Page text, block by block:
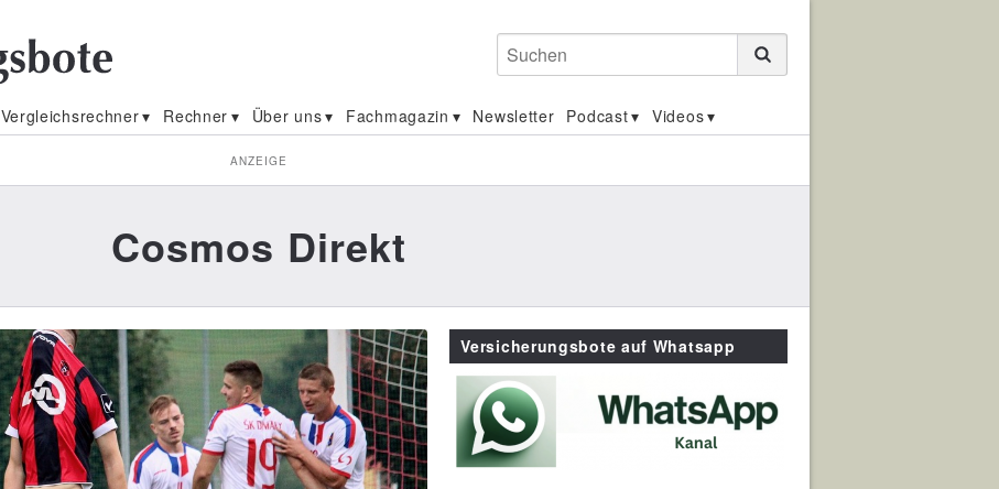
Suchen
Vergleichsrechner Rechner Über uns Fachmagazin Newsletter Podcast Videos
ANZEIGE
Cosmos Direkt
Versicherungsbote auf Whatsapp